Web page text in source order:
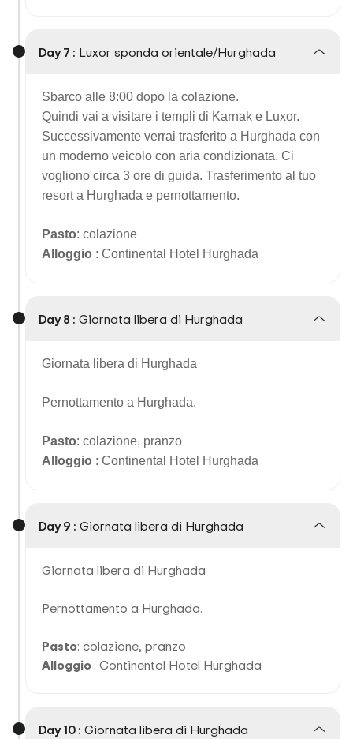
Day 7 : Luxor sponda orientale/Hurghada
Sbarco alle 8:00 dopo la colazione.
Quindi vai a visitare i templi di Karnak e Luxor.
Successivamente verrai trasferito a Hurghada con
un moderno veicolo con aria condizionata. Ci
vogliono circa 3 ore di guida. Trasferimento al tuo
resort a Hurghada e pernottamento.
Pasto: colazione
Alloggio : Continental Hotel Hurghada
Day 8 : Giornata libera di Hurghada
Giornata libera di Hurghada
Pernottamento a Hurghada.
Pasto: colazione, pranzo
Alloggio : Continental Hotel Hurghada
Day 9 : Giornata libera di Hurghada
Giornata libera di Hurghada
Pernottamento a Hurghada.
Pasto: colazione, pranzo
Alloggio: Continental Hotel Hurghada
Day 10 : Giornata libera di Hurghada